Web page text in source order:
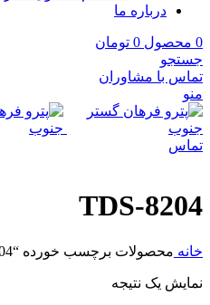
درباره ما
0 محصول 0 تومان
جستجو
تماس با مشاوران
منو
تماس
TDS-8204
خانه محصولات برچسب خورده “TDS-8204”
نمایش یک نتیجه